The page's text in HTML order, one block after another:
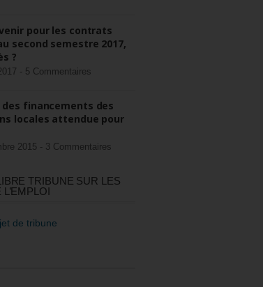
pour les contrats
second semestre 2017,
?
- 5 Commentaires
des financements des
locales attendue pour
2015 - 3 Commentaires
TRIBUNE SUR LES
L’EMPLOI
de tribune